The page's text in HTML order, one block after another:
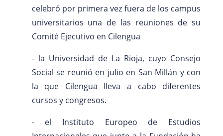
celebró por primera vez fuera de los campus
universitarios una de las reuniones de su
Comité Ejecutivo en Cilengua
- la Universidad de La Rioja, cuyo Consejo
Social se reunió en julio en San Millán y con
la que Cilengua lleva a cabo diferentes
cursos y congresos.
- el Instituto Europeo de Estudios